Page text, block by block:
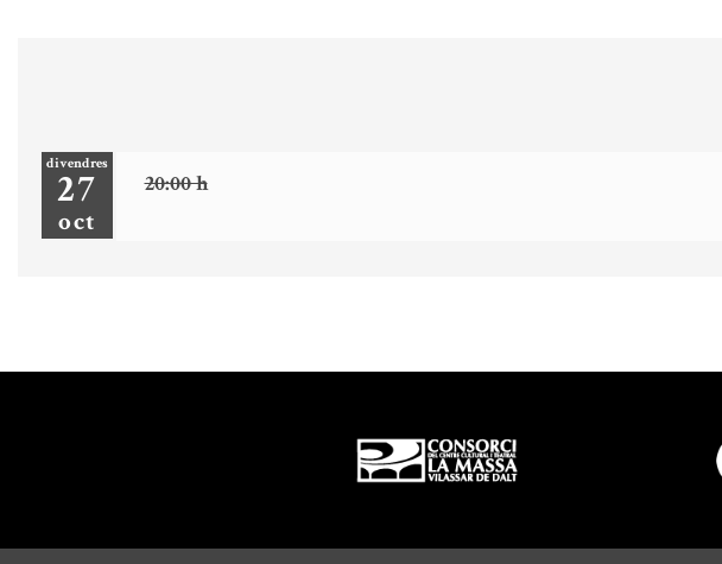
divendres
27
oct
20:00 h
Diapositiva 1 de 3